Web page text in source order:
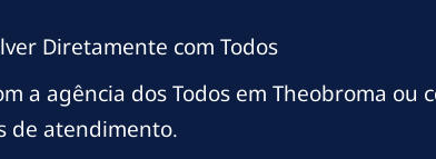
Diretamente com Todos
a agência dos Todos em Theobroma
de atendimento.